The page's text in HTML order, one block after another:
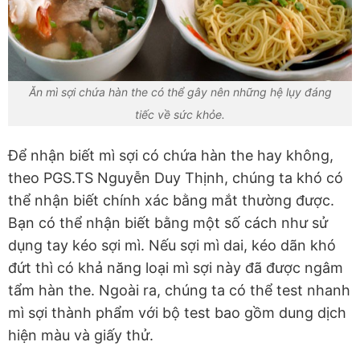
Ăn mì sợi chứa hàn the có thể gây nên những hệ lụy đáng
tiếc về sức khỏe.
Để nhận biết mì sợi có chứa hàn the hay không,
theo PGS.TS Nguyễn Duy Thịnh, chúng ta khó có
thể nhận biết chính xác bằng mắt thường được.
Bạn có thể nhận biết bằng một số cách như sử
dụng tay kéo sợi mì. Nếu sợi mì dai, kéo dãn khó
đứt thì có khả năng loại mì sợi này đã được ngâm
tẩm hàn the. Ngoài ra, chúng ta có thể test nhanh
mì sợi thành phẩm với bộ test bao gồm dung dịch
hiện màu và giấy thử.